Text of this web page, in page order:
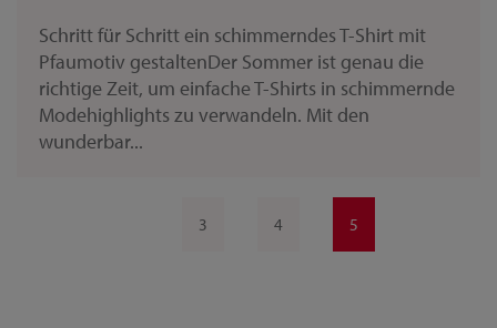
Schritt für Schritt ein schimmerndes T-Shirt mit
Pfaumotiv gestaltenDer Sommer ist genau die
richtige Zeit, um einfache T-Shirts in schimmernde
Modehighlights zu verwandeln. Mit den
wunderbar...
3 4 5